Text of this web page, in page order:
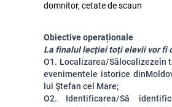
domnitor, cetate de scaun
Obiective operaționale
La finalul lecției toți elevii vor fi
O1. Localizarea/Sălocalizezeîn
evenimentele istorice
lui Ştefan cel Mare;
O2. Identificarea/Să